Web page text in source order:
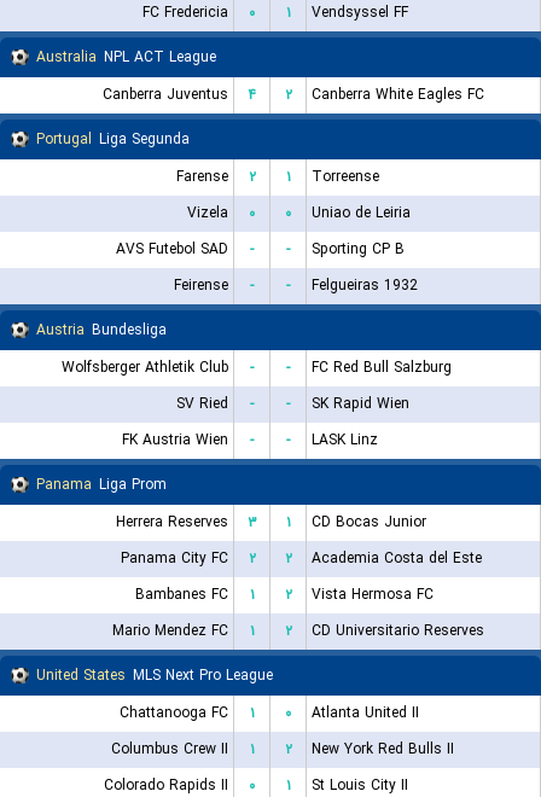
FC Fredericia
۰ ۱
Vendsyssel FF
Australia NPL ACT League
Canberra Juventus
۴ ۲
Canberra White Eagles FC
Portugal Liga Segunda
Farense
۲ ۱
Torreense
Vizela
۰ ۰
Uniao de Leiria
AVS Futebol SAD
- -
Sporting CP B
Feirense
- -
Felgueiras 1932
Austria Bundesliga
Wolfsberger Athletik Club
- -
FC Red Bull Salzburg
SV Ried
- -
SK Rapid Wien
FK Austria Wien
- -
LASK Linz
Panama Liga Prom
Herrera Reserves
۳ ۱
CD Bocas Junior
Panama City FC
۲ ۲
Academia Costa del Este
Bambanes FC
۱ ۲
Vista Hermosa FC
Mario Mendez FC
۱ ۲
CD Universitario Reserves
United States MLS Next Pro League
Chattanooga FC
۱ ۰
Atlanta United II
Columbus Crew II
۱ ۲
New York Red Bulls II
Colorado Rapids II
۰ ۱
St Louis City II